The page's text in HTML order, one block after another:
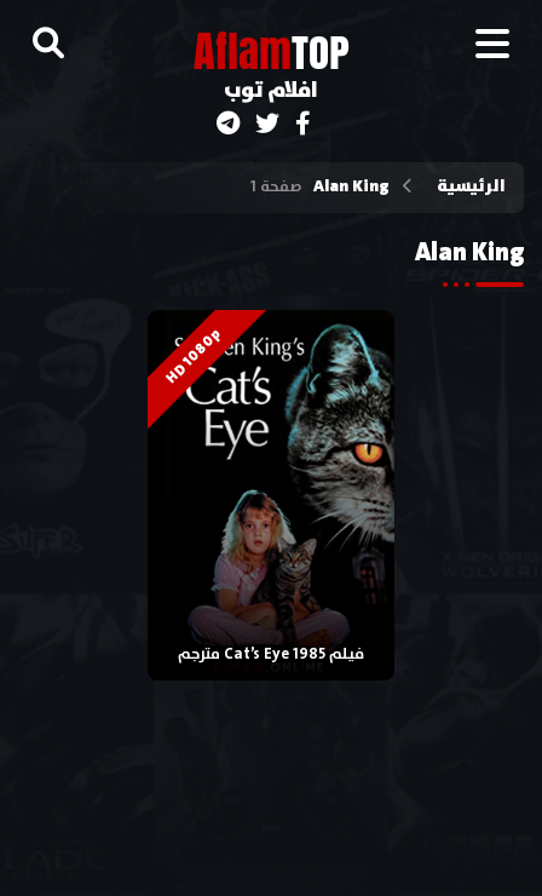
AflamTOP
افلام توب
الرئيسية Alan King صفحة 1
Alan King
HD 1080p
فيلم Cat’s Eye 1985 مترجم